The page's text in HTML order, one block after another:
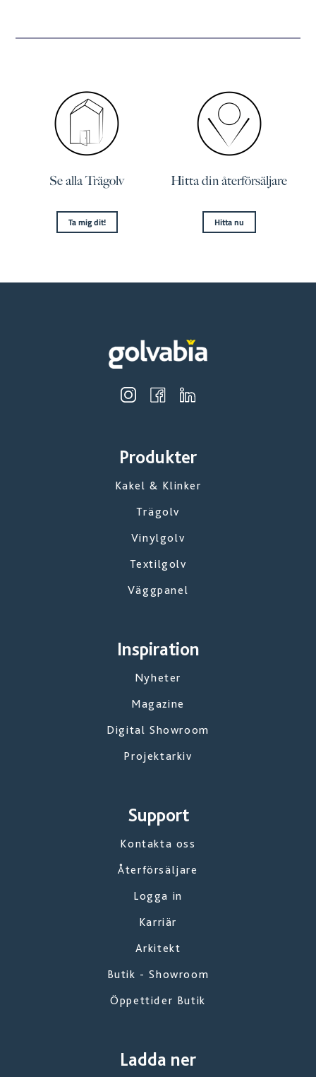
Se alla Trägolv
Ta mig dit!
Hitta din återförsäljare
Hitta nu
Produkter
Kakel & Klinker
Trägolv
Vinylgolv
Textilgolv
Väggpanel
Inspiration
Nyheter
Magazine
Digital Showroom
Projektarkiv
Support
Kontakta oss
Återförsäljare
Logga in
Karriär
Arkitekt
Butik - Showroom
Öppettider Butik
Ladda ner